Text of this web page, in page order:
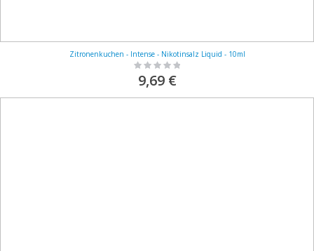
Zitronenkuchen - Intense - Nikotinsalz Liquid - 10ml
Rating:
0%
9,69 €